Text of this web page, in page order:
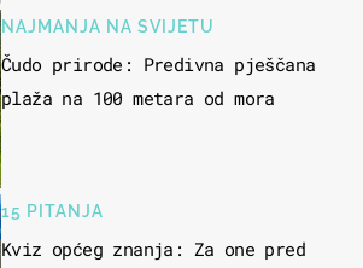
NAJMANJA NA SVIJETU
Čudo prirode: Predivna pješčana
plaža na 100 metara od mora
15 PITANJA
Kviz općeg znanja: Za one pred